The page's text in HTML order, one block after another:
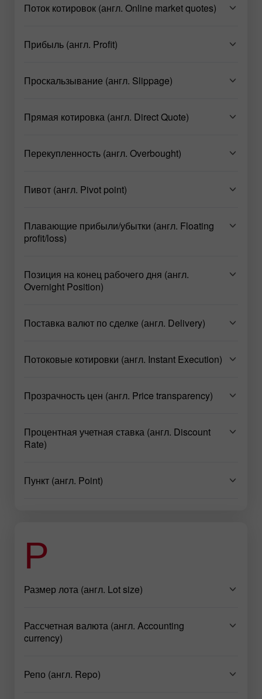
Поток котировок (англ. Online market quotes)
Прибыль (англ. Profit)
Проскальзывание (англ. Slippage)
Прямая котировка (англ. Direct Quote)
Перекупленность (англ. Overbought)
Пивот (англ. Pivot point)
Плавающие прибыли/убытки (англ. Floating
profit/loss)
Позиция на конец рабочего дня (англ.
Overnight Position)
Поставка валют по сделке (англ. Delivery)
Потоковые котировки (англ. Instant Execution)
Прозрачность цен (англ. Price transparency)
Процентная учетная ставка (англ. Discount
Rate)
Пункт (англ. Point)
Р
Размер лота (англ. Lot size)
Рассчетная валюта (англ. Accounting
currency)
Репо (англ. Repo)